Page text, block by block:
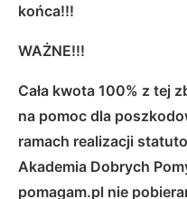
końca!!!
WAŻNE!!!
Cała kwota 100% z tej
na pomoc dla
ramach realizacji
Akademia Dobrych
pomagam.pl nie